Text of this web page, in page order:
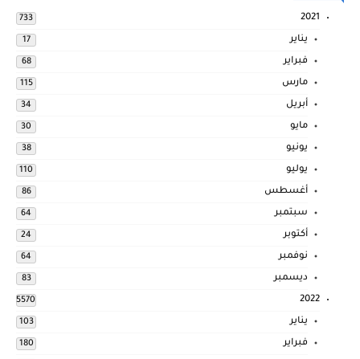
2021
733
يناير 17
فبراير 68
مارس 115
أبريل 34
مايو 30
يونيو 38
يوليو 110
أغسطس 86
سبتمبر 64
أكتوبر 24
نوفمبر 64
ديسمبر 83
2022
5570
يناير 103
فبراير 180